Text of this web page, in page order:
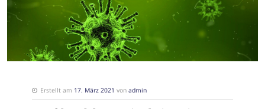
Erstellt am 17. März 2021 von admin